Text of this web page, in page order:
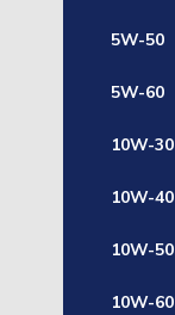
5W-50
5W-60
10W-30
10W-40
10W-50
10W-60